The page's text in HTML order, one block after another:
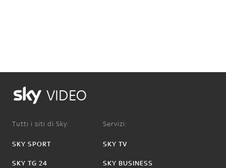
VIDEO
Tutti i siti di Sky:
SKY SPORT
SKY TG 24
Servizi:
SKY TV
SKY BUSINESS